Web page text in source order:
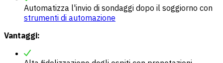
Automatizza l'invio di sondaggi dopo il soggiorno con
strumenti di automazione
Vantaggi: